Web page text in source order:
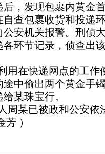
后，发现包裹内黄金
自查包裹收货和投递
公安机关报警。刑侦
各环节记录，侦查出
用在快递网点的工
途中偷出两个黄金手
某珠宝行。
周某已被政和公安
）